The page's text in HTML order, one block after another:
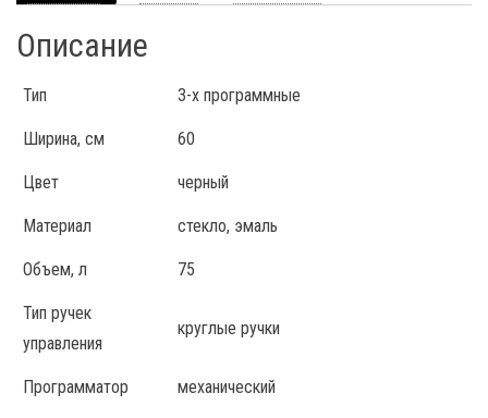
Описание
Тип 3-х программные
Ширина, см 60
Цвет черный
Материал стекло, эмаль
Объем, л 75
Тип ручек
управления
круглые ручки
Программатор механический